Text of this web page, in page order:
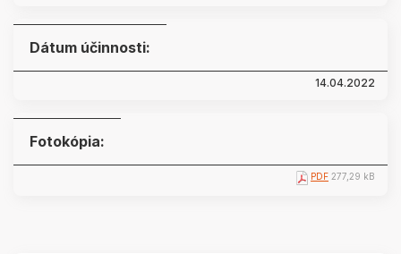
Dátum účinnosti:
14.04.2022
Fotokópia:
PDF 277,29 kB